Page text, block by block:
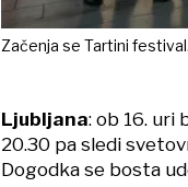
Začenja se Tartini
Ljubljana: ob 16. uri
20.30 pa sledi
Dogodka se bosta